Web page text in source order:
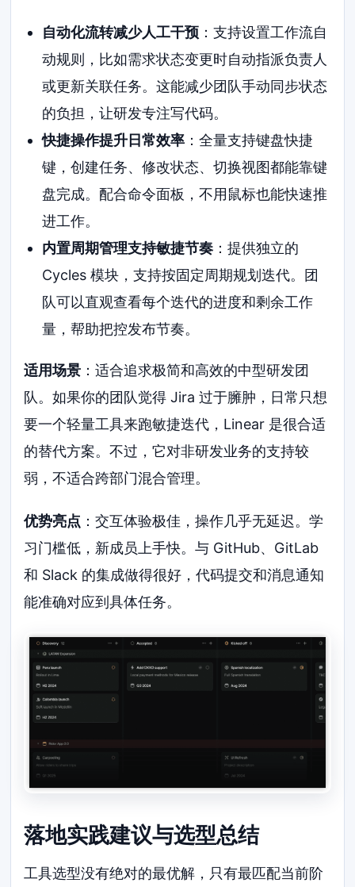
自动化流转减少人工干预：支持设置工作流自
动规则，比如需求状态变更时自动指派负责人
或更新关联任务。这能减少团队手动同步状态
的负担，让研发专注写代码。
快捷操作提升日常效率：全量支持键盘快捷
键，创建任务、修改状态、切换视图都能靠键
盘完成。配合命令面板，不用鼠标也能快速推
进工作。
内置周期管理支持敏捷节奏：提供独立的
Cycles 模块，支持按固定周期规划迭代。团
队可以直观查看每个迭代的进度和剩余工作
量，帮助把控发布节奏。
适用场景 ：适合追求极简和高效的中型研发团
队。如果你的团队觉得 Jira 过于臃肿，日常只想
要一个轻量工具来跑敏捷迭代，Linear 是很合适
的替代方案。不过，它对非研发业务的支持较
弱，不适合跨部门混合管理。
优势亮点 ：交互体验极佳，操作几乎无延迟。学
习门槛低，新成员上手快。与 GitHub、GitLab
和 Slack 的集成做得很好，代码提交和消息通知
能准确对应到具体任务。
落地实践建议与选型总结
工具选型没有绝对的最优解，只有最匹配当前阶